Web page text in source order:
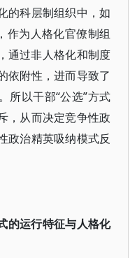
的科层制组织中，如
作为人格化官僚制组
过非人格化和制度
依附性，进而导致了
所以干部“公选”方式
，从而决定竞争性政
政治精英吸纳模式反
的运行特征与人格化